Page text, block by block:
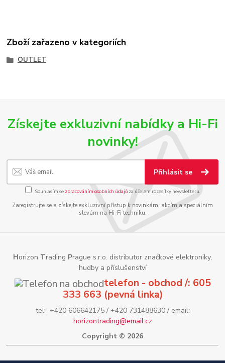
Zboží zařazeno v kategoriích
OUTLET
Získejte exkluzivní nabídky a Hi-Fi
novinky!
Přihlásit se
Souhlasím se zpracováním osobních údajůza účelem rozesílky newsletteru.
Zaregistrujte se a získejte exkluzivní přístup k novinkám, akcím a speciálním
slevám na Hi-Fi techniku.
Horizon Trading Prague s.r.o. distributor značkové elektroniky,
hudby a příslušenství
telefon - obchod /: 605
333 663 (pevná linka)
tel: +420 606642175 / +420 731488630 / email:
horizontrading@email.cz
Copyright © 2026